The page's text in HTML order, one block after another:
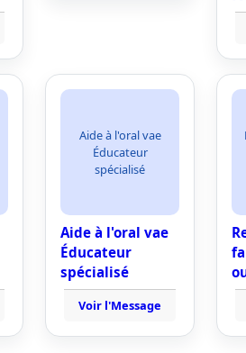
Aide à l'oral vae
Éducateur
spécialisé
Aide à l'oral vae
Éducateur
spécialisé
Voir l'Message